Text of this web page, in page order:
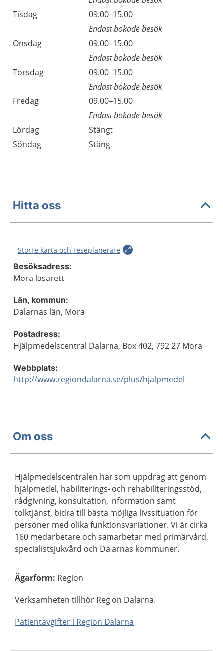
Tisdag
09.00–15.00
Endast bokade besök
Onsdag
09.00–15.00
Endast bokade besök
Torsdag
09.00–15.00
Endast bokade besök
Fredag
09.00–15.00
Endast bokade besök
Lördag
Stängt
Söndag
Stängt
Hitta oss
Större karta och reseplanerare
Besöksadress:
Mora lasarett
Län, kommun:
Dalarnas län, Mora
Postadress:
Hjälpmedelscentral Dalarna, Box 402, 792 27 Mora
Webbplats:
http://www.regiondalarna.se/plus/hjalpmedel
Om oss
Hjälpmedelscentralen har som uppdrag att genom
hjälpmedel, habiliterings- och rehabiliteringsstöd,
rådgivning, konsultation, information samt
tolktjänst, bidra till bästa möjliga livssituation för
personer med olika funktionsvariationer. Vi är cirka
160 medarbetare och samarbetar med primärvård,
specialistsjukvård och Dalarnas kommuner.
Ägarform: Region
Verksamheten tillhör Region Dalarna.
Patientavgifter i Region Dalarna